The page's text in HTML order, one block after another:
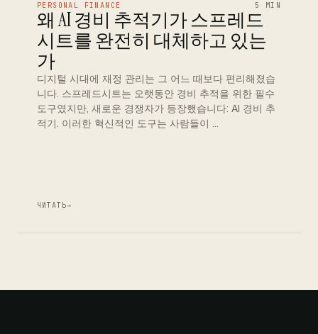
PERSONAL FINANCE 5 MIN
왜 AI 경비 추적기가 스프레드
시트를 완전히 대체하고 있는
가
디지털 시대에 재정 관리는 그 어느 때보다 편리해졌습
니다. 스프레드시트는 오랫동안 경비 추적을 위한 필수
도구였지만, 새로운 경쟁자가 등장했습니다: AI 경비 추
적기. 이러한 혁신적인 도구는 사람들이 …
ЧИТАТЬ→